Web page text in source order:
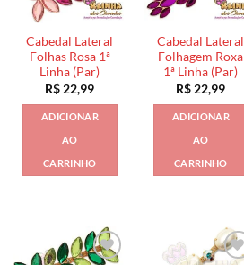
Cabedal Lateral
Folhas Rosa 1ª
Linha (Par)
R$ 22,99
ADICIONAR
AO
CARRINHO
Cabedal Lateral
Folhagem Roxa
1ª Linha (Par)
R$ 22,99
ADICIONAR
AO
CARRINHO